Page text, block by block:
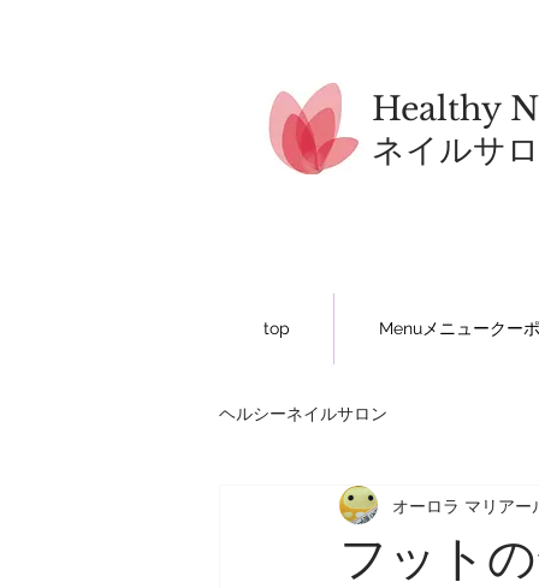
Healthy
ネイルサ
top Menuメニュークー
ヘルシーネイルサロン
フット
オーロラ マリアー